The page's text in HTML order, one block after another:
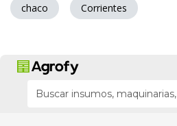
chaco Corrientes